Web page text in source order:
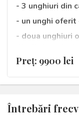
- 3 unghiuri din
- un unghi
- doua unghiuri
- un album
Video:
Preţ: 9900 lei
Întrebări